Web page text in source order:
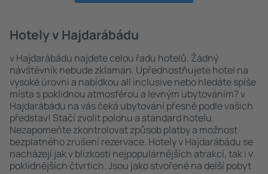
Hotely v Hajdarábádu
v Hajdarábádu najdete celou řadu hotelů. Žádný
návštěvník nebude zklamán. Upřednostňujete hotel na
vysoké úrovni a nabídkou all inclusive nebo hledáte spíše
místa s poklidnou atmosférou a levným ubytováním? v
Hajdarábádu na vás čeká ubytování přesně podle vašich
představ! Stačí zvolit polohu a standard hotelu.
Nezapomeňte zkontrolovat způsob platby a možnost
bezplatného zrušení rezervace. Hotely v Hajdarábádu se
nacházejí jak v blízkosti nejpopulárnějších atrakcí, tak i v
poklidnějších čtvrtích. Jsou jako stvořené na delší pobyt